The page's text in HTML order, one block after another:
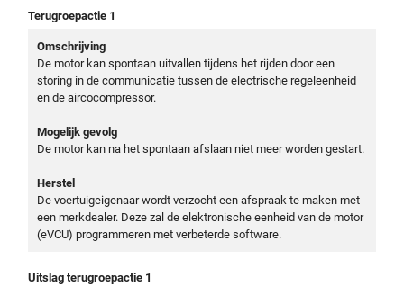
Terugroepactie 1
Omschrijving
De motor kan spontaan uitvallen tijdens het rijden door een
storing in de communicatie tussen de electrische regeleenheid
en de aircocompressor.
Mogelijk gevolg
De motor kan na het spontaan afslaan niet meer worden gestart.
Herstel
De voertuigeigenaar wordt verzocht een afspraak te maken met
een merkdealer. Deze zal de elektronische eenheid van de motor
(eVCU) programmeren met verbeterde software.
Uitslag terugroepactie 1